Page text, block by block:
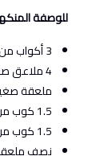
للوصفة
3 أكواب من الطحين الأبيض
4 ملاعق صغيرة من ماء الزهر
ملعقة
1.5 كوب من السمنة النباتية
1.5 كوب من السكر الأبيض الناعم
نصف